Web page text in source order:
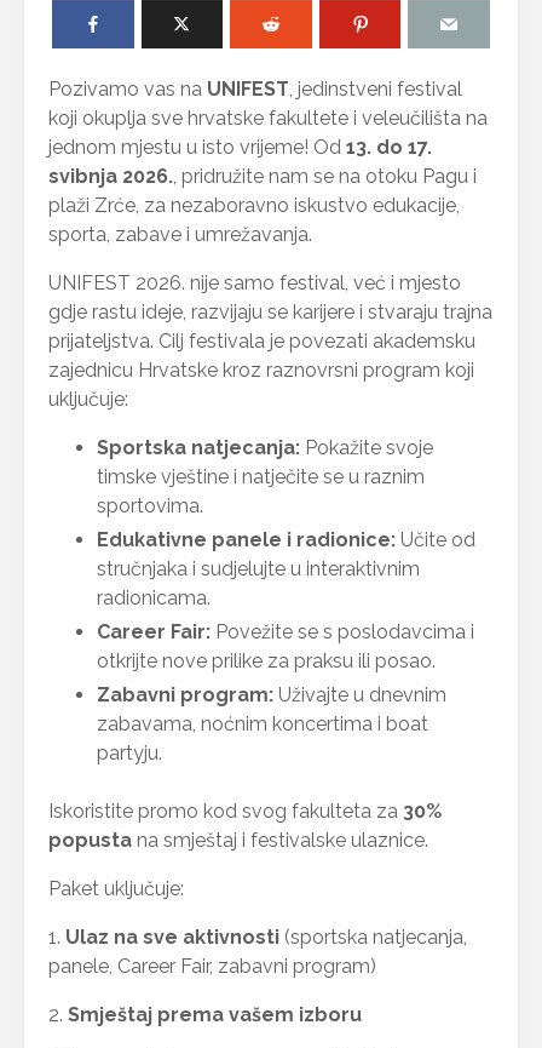
Pozivamo vas na UNIFEST, jedinstveni festival
koji okuplja sve hrvatske fakultete i veleučilišta na
jednom mjestu u isto vrijeme! Od 13. do 17.
svibnja 2026., pridružite nam se na otoku Pagu i
plaži Zrće, za nezaboravno iskustvo edukacije,
sporta, zabave i umrežavanja.
UNIFEST 2026. nije samo festival, već i mjesto
gdje rastu ideje, razvijaju se karijere i stvaraju trajna
prijateljstva. Cilj festivala je povezati akademsku
zajednicu Hrvatske kroz raznovrsni program koji
uključuje:
Sportska natjecanja: Pokažite svoje
timske vještine i natječite se u raznim
sportovima.
Edukativne panele i radionice: Učite od
stručnjaka i sudjelujte u interaktivnim
radionicama.
Career Fair: Povežite se s poslodavcima i
otkrijte nove prilike za praksu ili posao.
Zabavni program: Uživajte u dnevnim
zabavama, noćnim koncertima i boat
partyju.
Iskoristite promo kod svog fakulteta za 30%
popusta na smještaj i festivalske ulaznice.
Paket uključuje:
1. Ulaz na sve aktivnosti (sportska natjecanja,
panele, Career Fair, zabavni program)
2. Smještaj prema vašem izboru